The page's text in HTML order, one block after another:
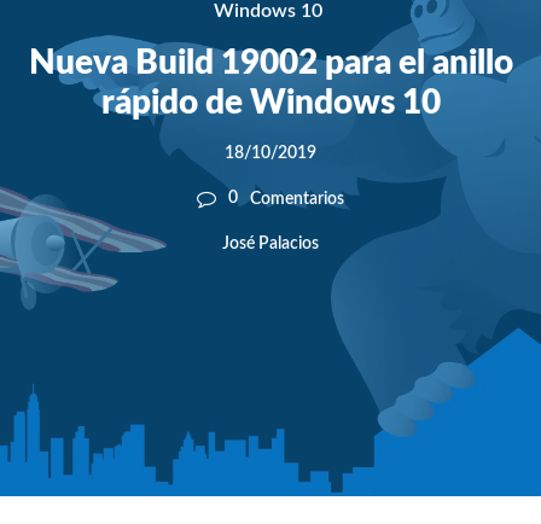
Windows 10
Nueva Build 19002 para el anillo
rápido de Windows 10
18/10/2019
0 Comentarios
José Palacios